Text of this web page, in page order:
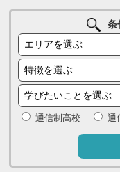
条
通信制高校 通